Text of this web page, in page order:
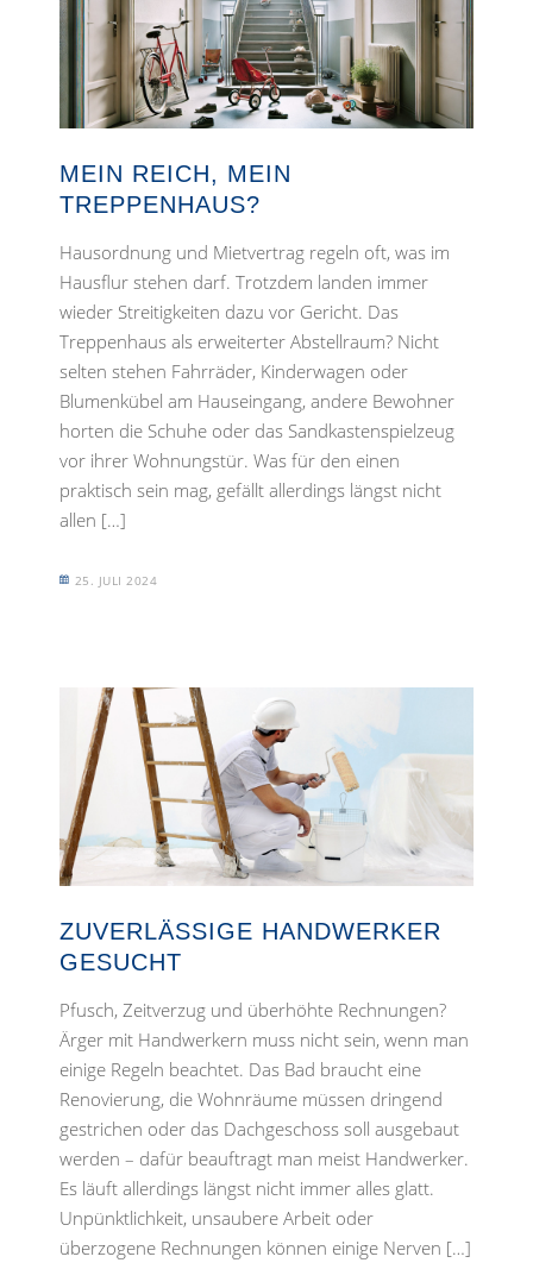
MEIN REICH, MEIN
TREPPENHAUS?
Hausordnung und Mietvertrag regeln oft, was im
Hausflur stehen darf. Trotzdem landen immer
wieder Streitigkeiten dazu vor Gericht. Das
Treppenhaus als erweiterter Abstellraum? Nicht
selten stehen Fahrräder, Kinderwagen oder
Blumenkübel am Hauseingang, andere Bewohner
horten die Schuhe oder das Sandkastenspielzeug
vor ihrer Wohnungstür. Was für den einen
praktisch sein mag, gefällt allerdings längst nicht
allen […]
25. JULI 2024
ZUVERLÄSSIGE HANDWERKER
GESUCHT
Pfusch, Zeitverzug und überhöhte Rechnungen?
Ärger mit Handwerkern muss nicht sein, wenn man
einige Regeln beachtet. Das Bad braucht eine
Renovierung, die Wohnräume müssen dringend
gestrichen oder das Dachgeschoss soll ausgebaut
werden – dafür beauftragt man meist Handwerker.
Es läuft allerdings längst nicht immer alles glatt.
Unpünktlichkeit, unsaubere Arbeit oder
überzogene Rechnungen können einige Nerven […]